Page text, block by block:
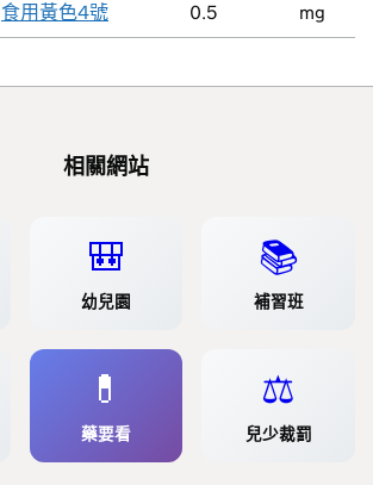
食用黃色4號 0.5 mg
相關網站
🎒
幼兒園
📚
補習班
💊
藥要看
⚖️
兒少裁罰